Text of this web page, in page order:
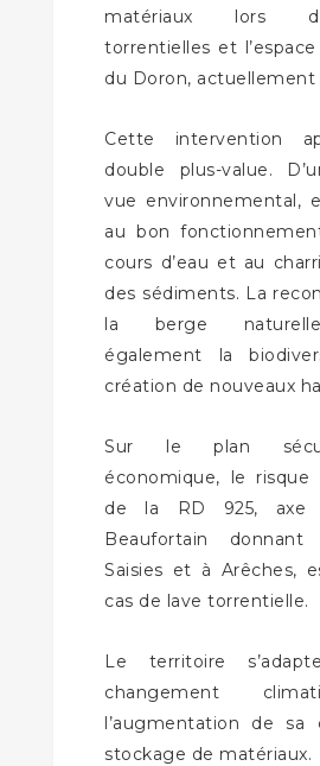
matériaux lors
torrentielles et
du Doron, actuellement
Cette intervention
double plus-value.
vue environnemental,
au bon
cours d’eau et au
des sédiments. La
la berge
également la
création de nouveaux
Sur le plan
économique, le risque
de la RD 925, axe
Beaufortain
Saisies et à Arêches,
cas de lave torrentielle.
Le territoire
changement
l’augmentation de sa
stockage de matériaux.